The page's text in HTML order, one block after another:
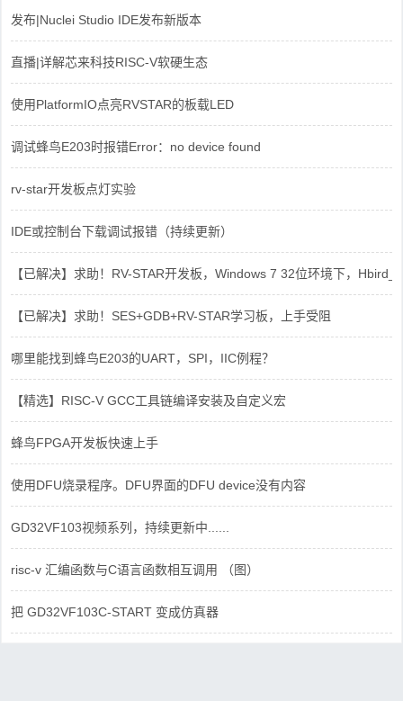
发布|Nuclei Studio IDE发布新版本
直播|详解芯来科技RISC-V软硬生态
使用PlatformIO点亮RVSTAR的板载LED
调试蜂鸟E203时报错Error：no device found
rv-star开发板点灯实验
IDE或控制台下载调试报错（持续更新）
【已解决】求助！RV-STAR开发板，Windows 7 32位环境下，
【已解决】求助！SES+GDB+RV-STAR学习板，上手受阻
哪里能找到蜂鸟E203的UART，SPI，IIC例程？
【精选】RISC-V GCC工具链编译安装及自定义宏
蜂鸟FPGA开发板快速上手
使用DFU烧录程序。DFU界面的DFU device没有内容
GD32VF103视频系列，持续更新中......
risc-v 汇编函数与C语言函数相互调用 （图）
把 GD32VF103C-START 变成仿真器